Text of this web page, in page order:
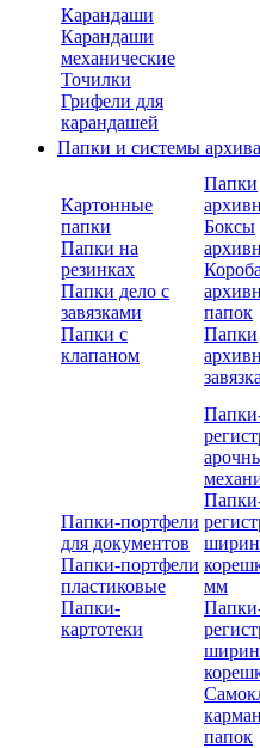
Карандаши
Карандаши
механические
Точилки
Грифели для
карандашей
Папки и системы
Картонные
папки
Папки на
резинках
Папки дело с
завязками
Папки с
клапаном
Папки
Боксы
Короба
папок
Папки
Папки-портфели
для документов
Папки-портфели
пластиковые
Папки-
картотеки
мм
папок